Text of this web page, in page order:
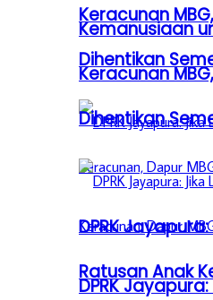
Keracunan
Dihentikan
DPRK
Ratusan Anak
Kemanusiaan
Keracunan
Dihentikan
DPRK